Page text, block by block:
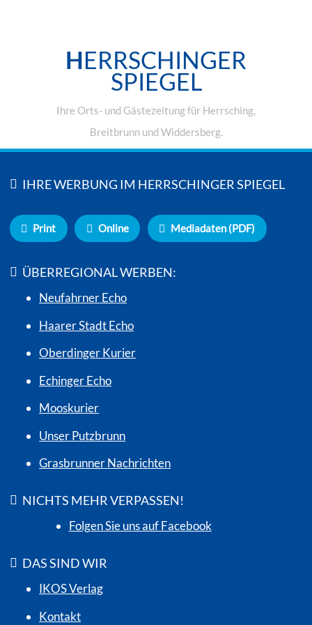
HERRSCHINGER
SPIEGEL
Ihre Orts- und Gästezeitung für Herrsching,
Breitbrunn und Widdersberg.
IHRE WERBUNG IM HERRSCHINGER SPIEGEL
Print Online Mediadaten (PDF)
ÜBERREGIONAL WERBEN:
Neufahrner Echo
Haarer Stadt Echo
Oberdinger Kurier
Echinger Echo
Mooskurier
Unser Putzbrunn
Grasbrunner Nachrichten
NICHTS MEHR VERPASSEN!
Folgen Sie uns auf Facebook
DAS SIND WIR
IKOS Verlag
Kontakt